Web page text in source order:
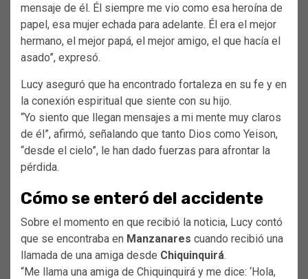
mensaje de él. Él siempre me vio como esa heroína de
papel, esa mujer echada para adelante. Él era el mejor
hermano, el mejor papá, el mejor amigo, el que hacía el
asado”, expresó.
Lucy aseguró que ha encontrado fortaleza en su fe y en
la conexión espiritual que siente con su hijo.
“Yo siento que llegan mensajes a mi mente muy claros
de él”, afirmó, señalando que tanto Dios como Yeison,
“desde el cielo”, le han dado fuerzas para afrontar la
pérdida.
Cómo se enteró del accidente
Sobre el momento en que recibió la noticia, Lucy contó
que se encontraba en Manzanares cuando recibió una
llamada de una amiga desde Chiquinquirá.
“Me llama una amiga de Chiquinquirá y me dice: ‘Hola,